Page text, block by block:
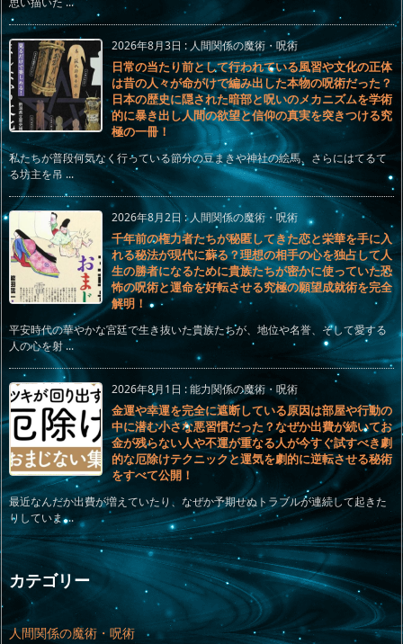
2026年8月3日 :人間関係の魔術・呪術
日常の当たり前として行われている風習や文化の正体
は昔の人々が命がけで編み出した本物の呪術だった？
日本の歴史に隠された暗部と呪いのメカニズムを学術
的に暴き出し人間の欲望と信仰の真実を突きつける究
極の一冊！
私たちが普段何気なく行っている節分の豆まきや神社の絵馬、さらにはてるて
る坊主を吊 ...
2026年8月2日:人間関係の魔術・呪術
千年前の権力者たちが秘匿してきた恋と栄華を手に入
れる秘法が現代に蘇る？理想の相手の心を独占して人
生の勝者になるために貴族たちが密かに使っていた恐
怖の呪術と運命を好転させる究極の願望成就術を完全
解明！
平安時代の華やかな宮廷で生き抜いた貴族たちが、地位や名誉、そして愛する
人の心を射 ...
2026年8月1日 :能力関係の魔術・呪術
金運や幸運を完全に遮断している原因は部屋や行動の
中に潜む小さな悪習慣だった？なぜか出費が続いてお
金が残らない人や不運が重なる人が今すぐ試すべき劇
的な厄除けテクニックと運気を劇的に逆転させる秘術
をすべて公開！
最近なんだか出費が増えていたり、なぜか予期せぬトラブルが連続して起きた
りしていま ...
カテゴリー
人間関係の魔術・呪術